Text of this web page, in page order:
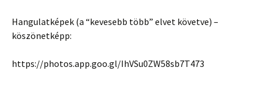
Hangulatképek (a “kevesebb több” elvet követve) –
köszönetképp:
https://photos.app.goo.gl/IhVSu0ZW58sb7T473